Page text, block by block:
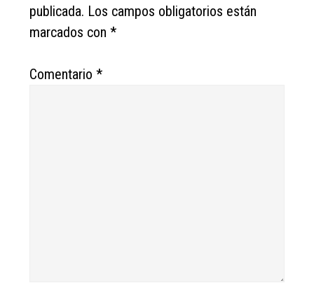
publicada. Los campos obligatorios están
marcados con*
Comentario*